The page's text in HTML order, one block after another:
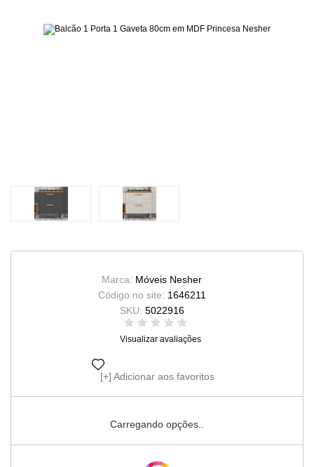
Marca: Móveis Nesher
Código no site: 1646211
SKU: 5022916
Visualizar avaliações
Adicionar aos favoritos
Carregando opções..